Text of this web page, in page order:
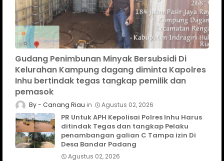
Gudang Penimbunan Minyak Bersubsidi Di
Kelurahan Kampung dagang diminta Kapolres
Inhu bertindak tegas tangkap pemilik dan
pemasok
Canang Riau Agustus 02, 2026
PR Untuk APH Kepolisai Polres Inhu Harus
ditindak Tegas dan tangkap Pelaku
penambangan galian C Tampa izin Di
Desa Bandar Padang
Agustus 02, 2026